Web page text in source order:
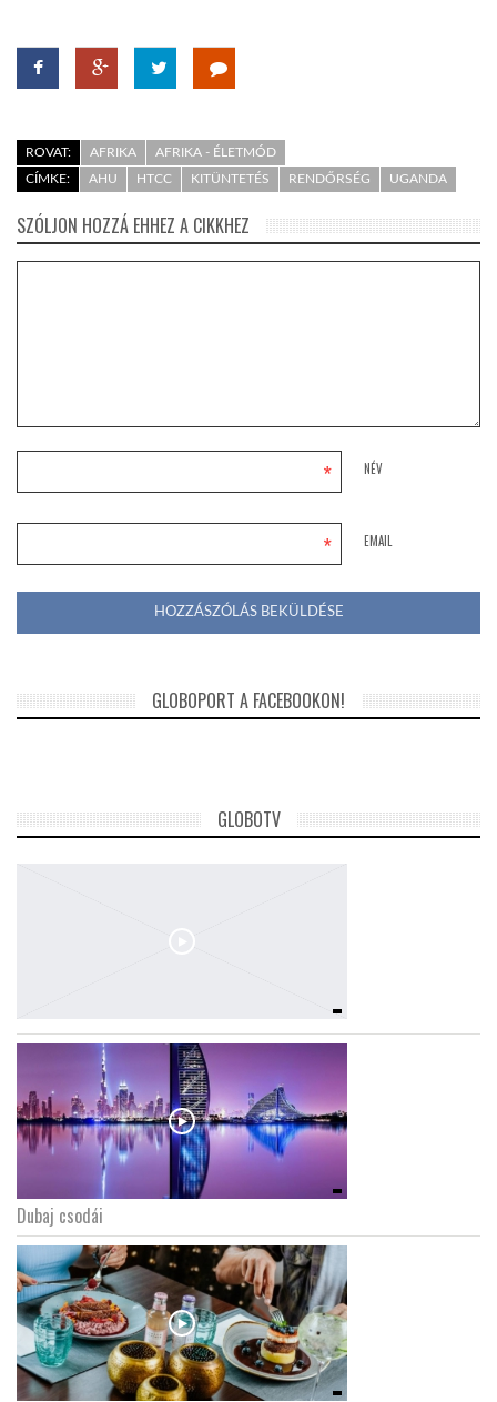
ROVAT: AFRIKA
AFRIKA - ÉLETMÓD
CÍMKE:
AHU HTCC KITÜNTETÉS RENDŐRSÉG UGANDA
SZÓLJON HOZZÁ EHHEZ A CIKKHEZ
NÉV
*
EMAIL
*
GLOBOPORT A FACEBOOKON!
GLOBOTV
Dubaj csodái